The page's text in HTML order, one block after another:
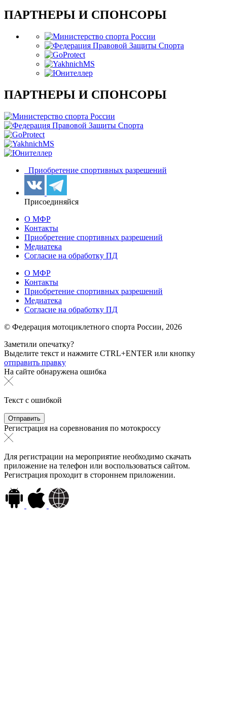
ПАРТНЕРЫ И СПОНСОРЫ
ПАРТНЕРЫ И СПОНСОРЫ
Приобретение спортивных разрешений
Присоединяйся
О МФР
Контакты
Приобретение спортивных разрешений
Медиатека
Согласие на обработку ПД
О МФР
Контакты
Приобретение спортивных разрешений
Медиатека
Согласие на обработку ПД
© Федерация мотоциклетного спорта России, 2026
Заметили опечатку?
Выделите текст и нажмите CTRL+ENTER или кнопку
отправить правку
На сайте обнаружена ошибка
Текст с ошибкой
Регистрация на соревнования по мотокроссу
Для регистрации на мероприятие необходимо скачать
приложение на телефон или воспользоваться сайтом.
Регистрация проходит в стороннем приложении.